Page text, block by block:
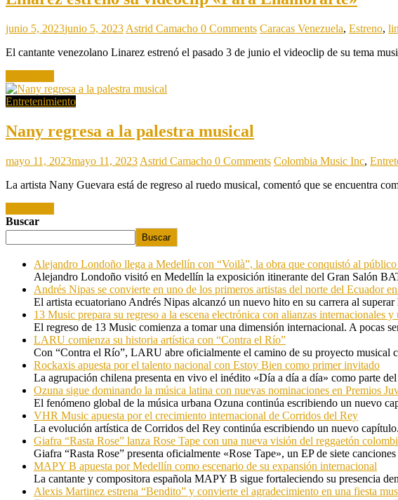
junio 5, 2023junio 5, 2023 Astrid Camacho 0 Comments Caracas Venezuela, Estreno,
El cantante venezolano Linarez estrenó el pasado 3 de junio el videoclip de su tema
Entretenimiento
Nany regresa a la palestra musical
mayo 11, 2023mayo 11, 2023 Astrid Camacho 0 Comments Colombia Music Inc,
La artista Nany Guevara está de regreso al ruedo musical, comentó que se encuentra
Buscar
Buscar
Alejandro Londoño llega a Medellín con “Voilà”, la obra que conquistó al
Alejandro Londoño visitó en Medellín la exposición itinerante del Gran Salón
Andrés Nipas se convierte en uno de los primeros artistas del norte del Ecuador
El artista ecuatoriano Andrés Nipas alcanzó un nuevo hito en su carrera al superar
13 Music prepara su regreso a la escena electrónica con alianzas internacionales
El regreso de 13 Music comienza a tomar una dimensión internacional. A pocas
LARU comienza su historia artística con “Contra el Río”
Con “Contra el Río”, LARU abre oficialmente el camino de su proyecto musical
Rockaxis apuesta por el talento nacional con Estoy Bien como primer invitado
La agrupación chilena presenta en vivo el inédito «Día a día a día» como parte
Ozuna sigue dominando la música latina con nuevas nominaciones en Premios
El fenómeno global de la música urbana Ozuna continúa escribiendo un nuevo
VHR Music apuesta por el crecimiento internacional de Corridos del Rey
La evolución artística de Corridos del Rey continúa escribiendo un nuevo
Giafra “Rasta Rose” lanza Rose Tape con una nueva visión del reggaetón
Giafra “Rasta Rose” presenta oficialmente «Rose Tape», un EP de siete
MAPY B apuesta por Medellín como escenario de su expansión internacional
La cantante y compositora española MAPY B sigue fortaleciendo su presencia
Alexis Martinez estrena “Bendito” y convierte el agradecimiento en una fiesta